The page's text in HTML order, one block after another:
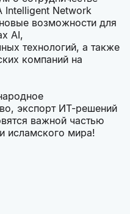
Intelligent Network
возможности для
AI,
технологий, а также
компаний на
экспорт ИТ-решений
важной частью
исламского мира!